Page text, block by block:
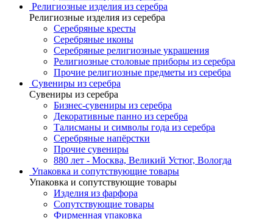
Религиозные изделия из серебра
Религиозные изделия из серебра
Серебряные кресты
Серебряные иконы
Серебряные религиозные украшения
Религиозные столовые приборы из серебра
Прочие религиозные предметы из серебра
Сувениры из серебра
Сувениры из серебра
Бизнес-сувениры из серебра
Декоративные панно из серебра
Талисманы и символы года из серебра
Серебряные напёрстки
Прочие сувениры
880 лет - Москва, Великий Устюг, Вологда
Упаковка и сопутствующие товары
Упаковка и сопутствующие товары
Изделия из фарфора
Сопутствующие товары
Фирменная упаковка